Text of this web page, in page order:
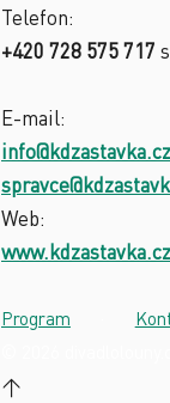
Telefon:
+420 728 575 717
E-mail:
info@kdzastavka.cz
Web:
www.kdzastavka.cz
Program
↑